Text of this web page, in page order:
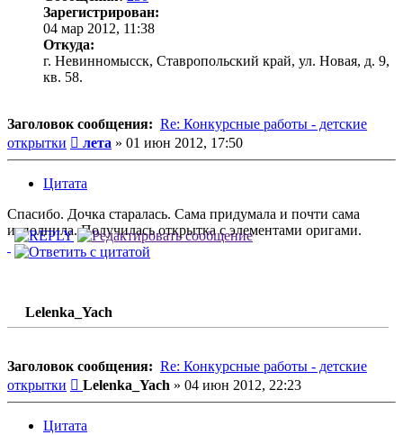
Зарегистрирован:
04 мар 2012, 11:38
Откуда:
г. Невинномысск, Ставропольский край, ул. Новая, д. 9,
кв. 58.
Заголовок сообщения: Re: Конкурсные работы - детские
открытки
Сообщение
лета » 01 июн 2012, 17:50
Цитата
Спасибо. Дочка старалась. Сама придумала и почти сама
исполнила. Получилась открытка с элементами оригами.
Lelenka_Yach
Заголовок сообщения: Re: Конкурсные работы - детские
открытки
Сообщение
Lelenka_Yach » 04 июн 2012, 22:23
Цитата